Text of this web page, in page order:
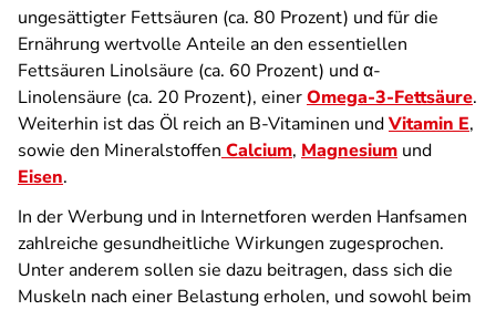
ungesättigter Fettsäuren (ca. 80 Prozent) und für die
Ernährung wertvolle Anteile an den essentiellen
Fettsäuren Linolsäure (ca. 60 Prozent) und α-
Linolensäure (ca. 20 Prozent), einerOmega-3-Fettsäure.
Weiterhin ist das Öl reich an B-Vitaminen undVitamin E,
sowie den Mineralstoffen Calcium, Magnesium und
Eisen.
In der Werbung und in Internetforen werden Hanfsamen
zahlreiche gesundheitliche Wirkungen zugesprochen.
Unter anderem sollen sie dazu beitragen, dass sich die
Muskeln nach einer Belastung erholen, und sowohl beim